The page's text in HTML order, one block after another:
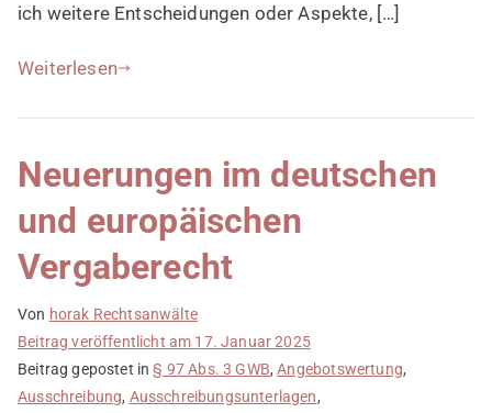
ich weitere Entscheidungen oder Aspekte, […]
Weiterlesen
Neuerungen im deutschen
und europäischen
Vergaberecht
Von horak Rechtsanwälte
Beitrag veröffentlicht am 17. Januar 2025
Beitrag gepostet in§ 97 Abs. 3 GWB,Angebotswertung,
Ausschreibung, Ausschreibungsunterlagen,